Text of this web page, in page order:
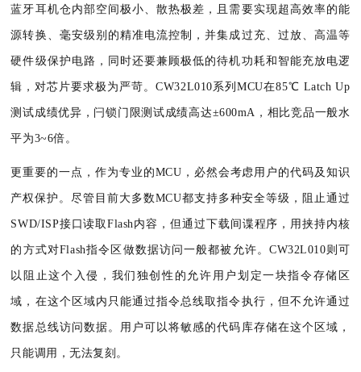
蓝牙耳机仓内部空间极小、散热极差，且需要实现超高效率的能
源转换、毫安级别的精准电流控制，并集成过充、过放、高温等
硬件级保护电路，同时还要兼顾极低的待机功耗和智能充放电逻
辑，对芯片要求极为严苛。CW32L010系列MCU在85℃ Latch Up
测试成绩优异，闩锁门限测试成绩高达±600mA，相比竞品一般水
平为3~6倍。
更重要的一点，作为专业的MCU，必然会考虑用户的代码及知识
产权保护。尽管目前大多数MCU都支持多种安全等级，阻止通过
SWD/ISP接口读取Flash内容，但通过下载间谍程序，用挟持内核
的方式对Flash指令区做数据访问一般都被允许。CW32L010则可
以阻止这个入侵，我们独创性的允许用户划定一块指令存储区
域，在这个区域内只能通过指令总线取指令执行，但不允许通过
数据总线访问数据。用户可以将敏感的代码库存储在这个区域，
只能调用，无法复刻。